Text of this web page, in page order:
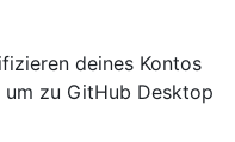
deines Kontos
zu GitHub Desktop